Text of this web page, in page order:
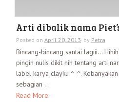
Arti dibalik nama
Posted on April 20, 2013 by Petra
Bincang-bincang santai lagiii…
pingin nulis dikit nih tentang arti
label karya clayku ^_^.
sebagian ...
Read More